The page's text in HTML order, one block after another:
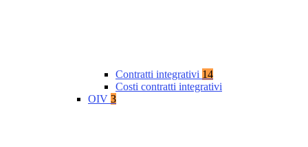
Contratti integrativi 14
Costi contratti integrativi
OIV 3